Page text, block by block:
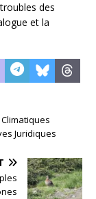
des
et la
Juridiques